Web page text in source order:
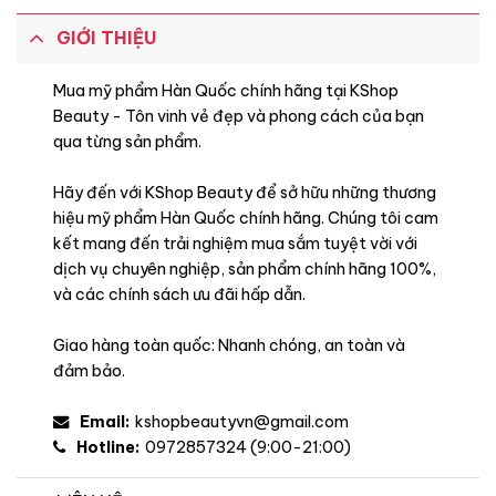
Khuyên dùng
GIỚI THIỆU
Mua mỹ phẩm Hàn Quốc chính hãng tại KShop
Beauty - Tôn vinh vẻ đẹp và phong cách của bạn
qua từng sản phẩm.
Hãy đến với KShop Beauty để sở hữu những thương
hiệu mỹ phẩm Hàn Quốc chính hãng. Chúng tôi cam
kết mang đến trải nghiệm mua sắm tuyệt vời với
dịch vụ chuyên nghiệp, sản phẩm chính hãng 100%,
và các chính sách ưu đãi hấp dẫn.
Giao hàng toàn quốc: Nhanh chóng, an toàn và
đảm bảo.
Email: kshopbeautyvn@gmail.com
Hotline: 0972857324 (9:00-21:00)